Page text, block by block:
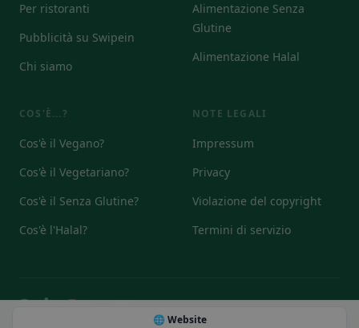
🌐 Website
Per ristoranti
Pubblicità su Swipein
Chi siamo
Alimentazione Senza
Glutine
Alimentazione Halal
COS'È...?
Cos'è il Vegano?
Cos'è il Vegetariano?
Cos'è il Senza Glutine?
Cos'è l'Halal?
NOTE LEGALI
Impressum
Privacy
Violazione del copyright
Termini di servizio